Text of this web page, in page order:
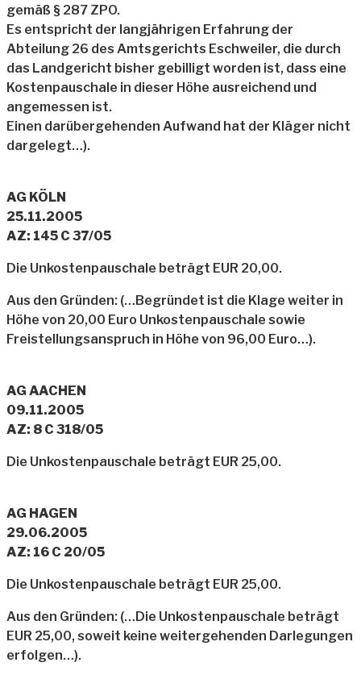
gemäß § 287 ZPO.
Es entspricht der langjährigen Erfahrung der
Abteilung 26 des Amtsgerichts Eschweiler, die durch
das Landgericht bisher gebilligt worden ist, dass eine
Kostenpauschale in dieser Höhe ausreichend und
angemessen ist.
Einen darübergehenden Aufwand hat der Kläger nicht
dargelegt…).
AG KÖLN
25.11.2005
AZ: 145 C 37/05
Die Unkostenpauschale beträgt EUR 20,00.
Aus den Gründen: (…Begründet ist die Klage weiter in
Höhe von 20,00 Euro Unkostenpauschale sowie
Freistellungsanspruch in Höhe von 96,00 Euro…).
AG AACHEN
09.11.2005
AZ: 8 C 318/05
Die Unkostenpauschale beträgt EUR 25,00.
AG HAGEN
29.06.2005
AZ: 16 C 20/05
Die Unkostenpauschale beträgt EUR 25,00.
Aus den Gründen: (…Die Unkostenpauschale beträgt
EUR 25,00, soweit keine weitergehenden Darlegungen
erfolgen…).